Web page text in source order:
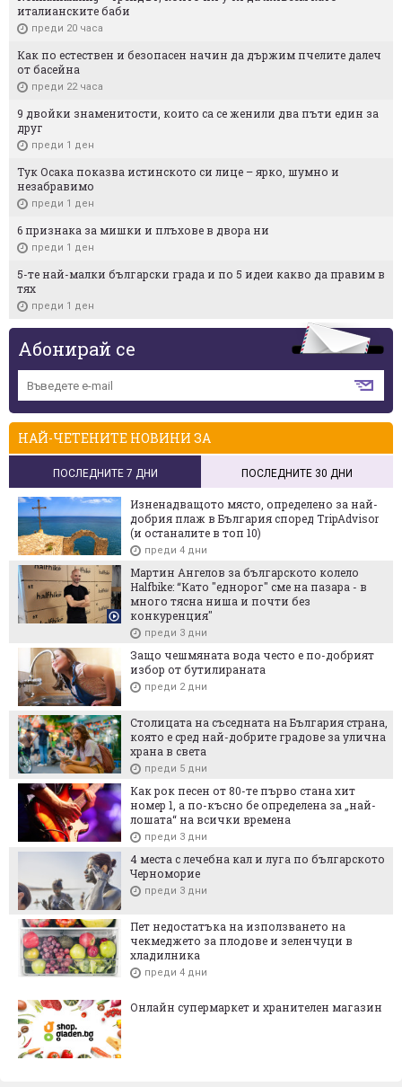
италианските баби
преди 20 часа
Как по естествен и безопасен начин да държим пчелите далеч
от басейна
преди 22 часа
9 двойки знаменитости, които са се женили два пъти един за
друг
преди 1 ден
Тук Осака показва истинското си лице – ярко, шумно и
незабравимо
преди 1 ден
6 признака за мишки и плъхове в двора ни
преди 1 ден
5-те най-малки български градa и по 5 идеи какво да правим в
тях
преди 1 ден
Абонирай се
НАЙ-ЧЕТЕНИТЕ НОВИНИ ЗА
ПОСЛЕДНИТЕ 7 ДНИ ПОСЛЕДНИТЕ 30 ДНИ
Изненадващото място, определено за най-
добрия плаж в България според TripAdvisor
(и останалите в топ 10)
преди 4 дни
Мартин Ангелов за българското колело
Halfbike: “Като "еднорог" сме на пазара - в
много тясна ниша и почти без
конкуренция"
преди 3 дни
Защо чешмяната вода често е по-добрият
избор от бутилираната
преди 2 дни
Столицата на съседната на България страна,
която е сред най-добрите градове за улична
храна в света
преди 5 дни
Как рок песен от 80-те първо стана хит
номер 1, а по-късно бе определена за „най-
лошата“ на всички времена
преди 3 дни
4 места с лечебна кал и луга по българското
Черноморие
преди 3 дни
Пет недостатъка на използването на
чекмеджето за плодове и зеленчуци в
хладилника
преди 4 дни
Онлайн супермаркет и хранителен магазин